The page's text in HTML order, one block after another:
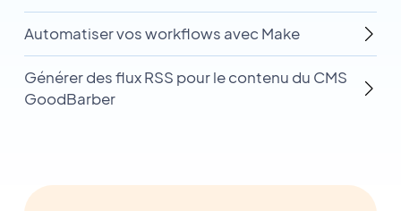
Automatiser vos workflows avec Make
Générer des flux RSS pour le contenu du CMS
GoodBarber